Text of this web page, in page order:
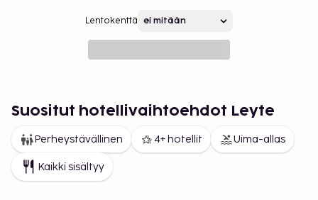
Lentokenttä
Suositut hotellivaihtoehdot Leyte
Perheystävällinen 4+ hotellit Uima-allas
Kaikki sisältyy